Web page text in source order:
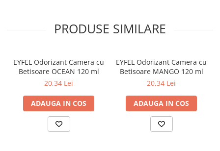
Aer Conditionat
Lumanari Parfumate
Deodorante & Parfumuri
Parfumuri
PRODUSE SIMILARE
EYFEL Odorizant Camera cu
Betisoare OCEAN 120 ml
20,34 Lei
ADAUGA IN COS
EYFEL Odorizant Camera cu
Betisoare MANGO 120 ml
20,34 Lei
ADAUGA IN COS